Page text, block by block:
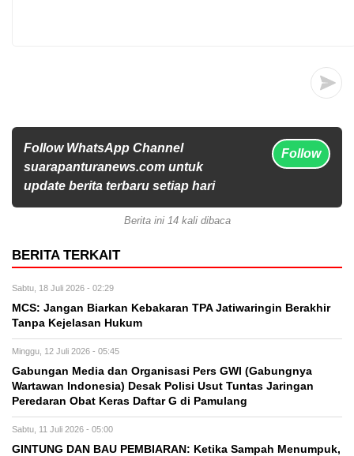
Follow WhatsApp Channel
suarapanturanews.com untuk
update berita terbaru setiap hari
Follow
Berita ini 14 kali dibaca
BERITA TERKAIT
Sabtu, 18 Juli 2026 - 02:29
MCS: Jangan Biarkan Kebakaran TPA Jatiwaringin Berakhir
Tanpa Kejelasan Hukum
Minggu, 12 Juli 2026 - 05:45
Gabungan Media dan Organisasi Pers GWI (Gabungnya
Wartawan Indonesia) Desak Polisi Usut Tuntas Jaringan
Peredaran Obat Keras Daftar G di Pamulang
Sabtu, 11 Juli 2026 - 05:00
GINTUNG DAN BAU PEMBIARAN: Ketika Sampah Menumpuk,